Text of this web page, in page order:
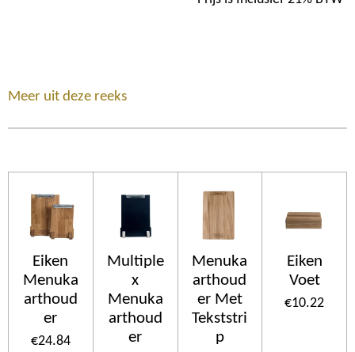
Meer uit deze reeks
Eiken
Menuka
arthoud
er
€24.84
Multiple
x
Menuka
arthoud
er
Menuka
arthoud
er Met
Tekststri
p
Eiken
Voet
€10.22